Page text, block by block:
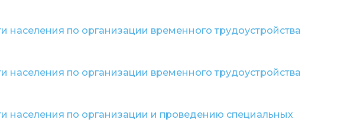
по организации временного трудоустройства
по организации временного трудоустройства
населения по организации и проведению специальных